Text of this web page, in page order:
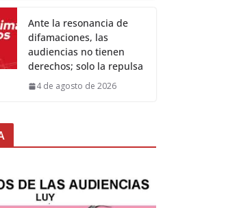
Ante la resonancia de
difamaciones, las
audiencias no tienen
derechos; solo la repulsa
4 de agosto de 2026